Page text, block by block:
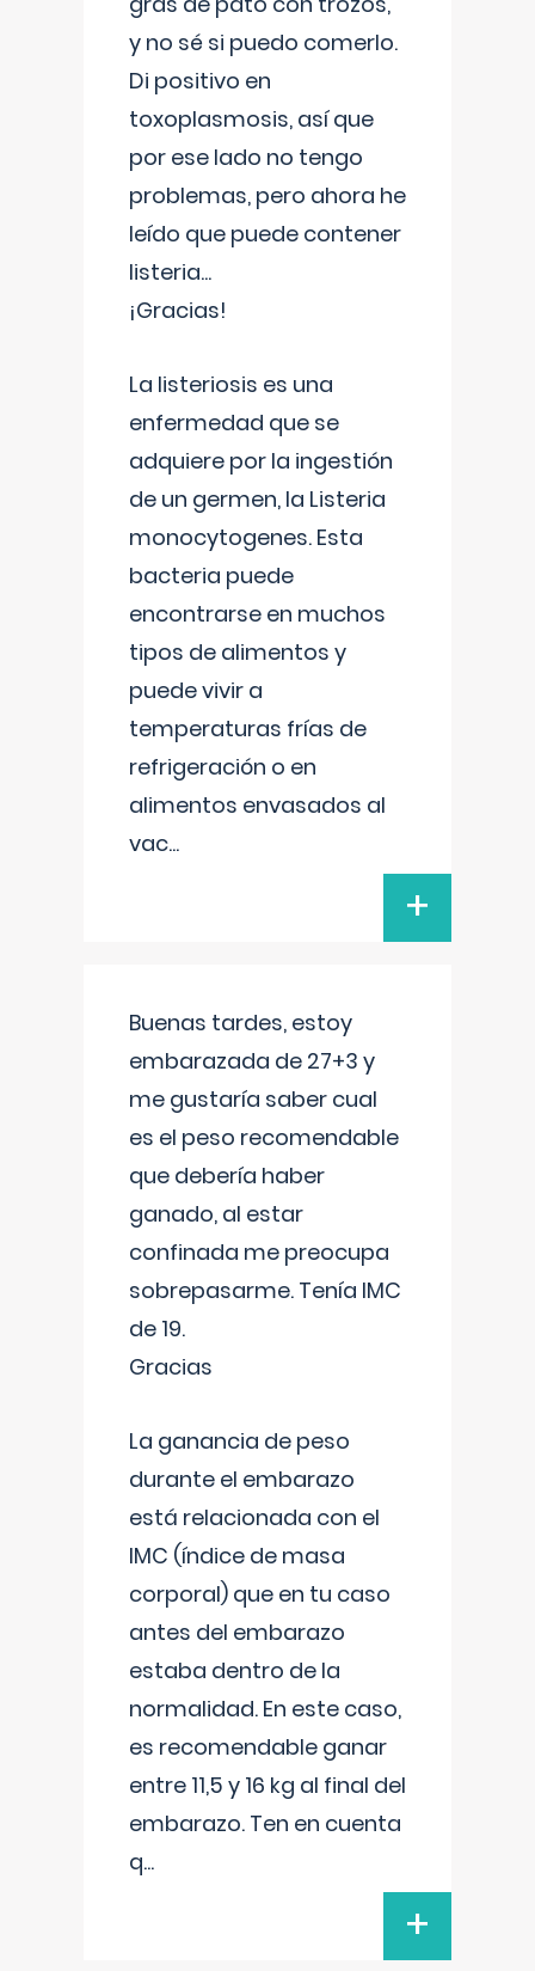
y no sé si puedo comerlo.
Di positivo en
toxoplasmosis, así que
por ese lado no tengo
problemas, pero ahora he
leído que puede contener
listeria...
¡Gracias!
La listeriosis es una
enfermedad que se
adquiere por la ingestión
de un germen, la Listeria
monocytogenes. Esta
bacteria puede
encontrarse en muchos
tipos de alimentos y
puede vivir a
temperaturas frías de
refrigeración o en
alimentos envasados al
vac...
+
Buenas tardes, estoy
embarazada de 27+3 y
me gustaría saber cual
es el peso recomendable
que debería haber
ganado, al estar
confinada me preocupa
sobrepasarme. Tenía IMC
de 19.
Gracias
La ganancia de peso
durante el embarazo
está relacionada con el
IMC (índice de masa
corporal) que en tu caso
antes del embarazo
estaba dentro de la
normalidad. En este caso,
es recomendable ganar
entre 11,5 y 16 kg al final del
embarazo. Ten en cuenta
q...
+